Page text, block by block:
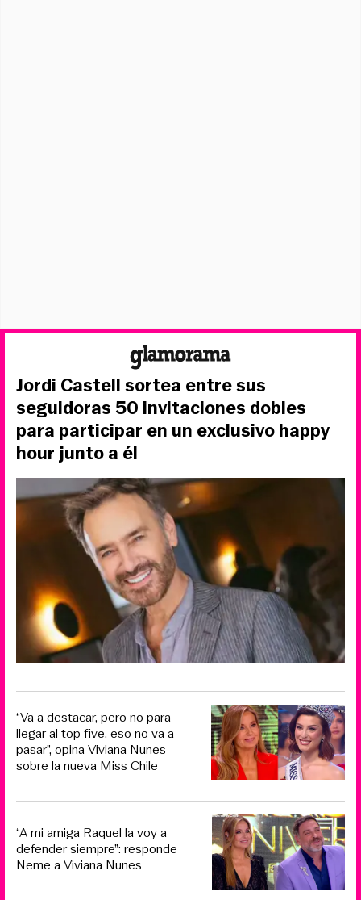
Jordi Castell sortea entre sus
seguidoras 50 invitaciones dobles
para participar en un exclusivo happy
hour junto a él
“Va a destacar, pero no para
llegar al top five, eso no va a
pasar”, opina Viviana Nunes
sobre la nueva Miss Chile
“A mi amiga Raquel la voy a
defender siempre”: responde
Neme a Viviana Nunes